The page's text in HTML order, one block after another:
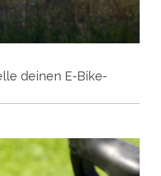
deinen E-Bike-